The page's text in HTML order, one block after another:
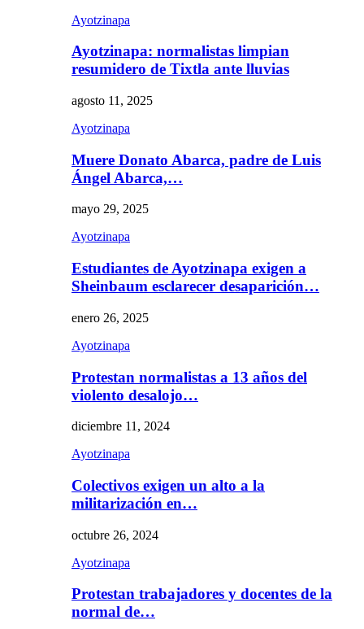
Ayotzinapa
Ayotzinapa: normalistas limpian
resumidero de Tixtla ante lluvias
agosto 11, 2025
Ayotzinapa
Muere Donato Abarca, padre de Luis
Ángel Abarca,…
mayo 29, 2025
Ayotzinapa
Estudiantes de Ayotzinapa exigen a
Sheinbaum esclarecer desaparición…
enero 26, 2025
Ayotzinapa
Protestan normalistas a 13 años del
violento desalojo…
diciembre 11, 2024
Ayotzinapa
Colectivos exigen un alto a la
militarización en…
octubre 26, 2024
Ayotzinapa
Protestan trabajadores y docentes de la
normal de…